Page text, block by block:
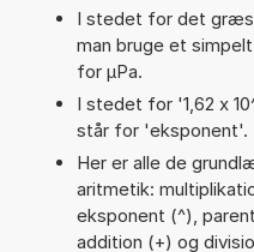
I stedet for det
man bruge et
for µPa.
I stedet for '1,62 x
står for 'eksponent'.
Her er alle de
aritmetik:
eksponent (^),
addition (+) og